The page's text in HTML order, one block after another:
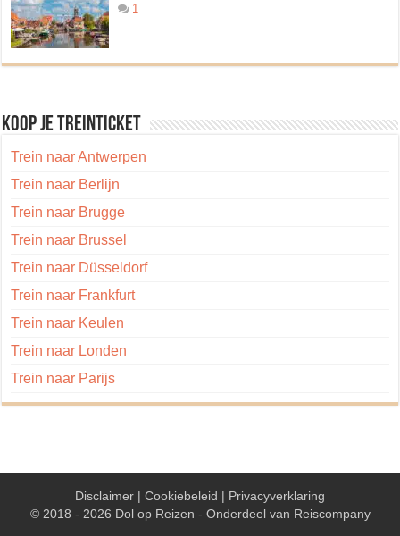
1
Koop je treinticket
Trein naar Antwerpen
Trein naar Berlijn
Trein naar Brugge
Trein naar Brussel
Trein naar Düsseldorf
Trein naar Frankfurt
Trein naar Keulen
Trein naar Londen
Trein naar Parijs
Disclaimer | Cookiebeleid | Privacyverklaring
© 2018 - 2026 Dol op Reizen - Onderdeel van Reiscompany